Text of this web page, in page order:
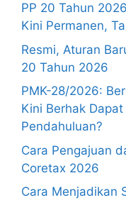
PP 20 Tahun
Kini Permanen,
Resmi, Aturan
20 Tahun 2026
PMK-28/2026:
Kini Berhak
Pendahuluan?
Cara Pengajuan
Coretax 2026
Cara Menjadikan